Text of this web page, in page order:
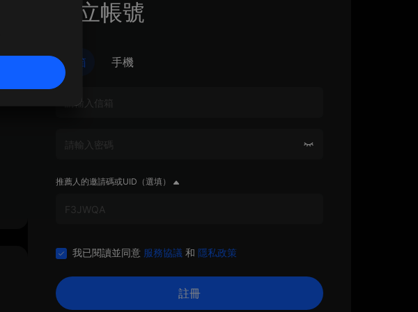
建立帳號
信箱 手機
推薦人的邀請碼或UID（選填）
我已閱讀並同意 服務協議 和 隱私政策
註冊